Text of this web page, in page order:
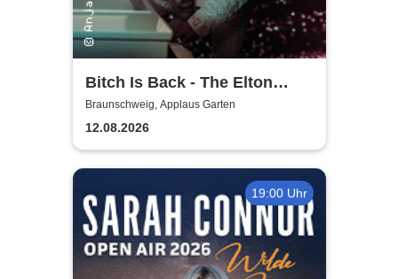
Bitch Is Back - The Elton
John Show
Braunschweig, Applaus Garten
12.08.2026
19:00 Uhr